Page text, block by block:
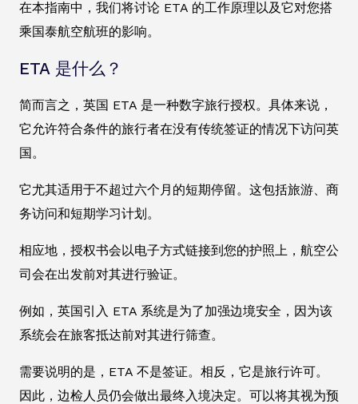
在本指南中，我们将讨论 ETA 的工作原理以及它对您搭
乘国泰航空航班的影响。
ETA 是什么？
简而言之，英国 ETA 是一种数字旅行授权。具体来说，
它允许符合条件的旅行者在没有传统签证的情况下访问英
国。
它尤其适用于不超过六个月的短期停留。这包括旅游、商
务访问和短期学习计划。
相应地，授权书会以电子方式链接到您的护照上，航空公
司会在出发前对其进行验证。
例如，英国引入 ETA 系统是为了加强边境安全，因为该
系统会在旅客抵达前对其进行筛查。
需要说明的是，ETA 不是签证。相反，它是旅行许可。
因此，边检人员仍会做出最终入境决定。可以将其视为预